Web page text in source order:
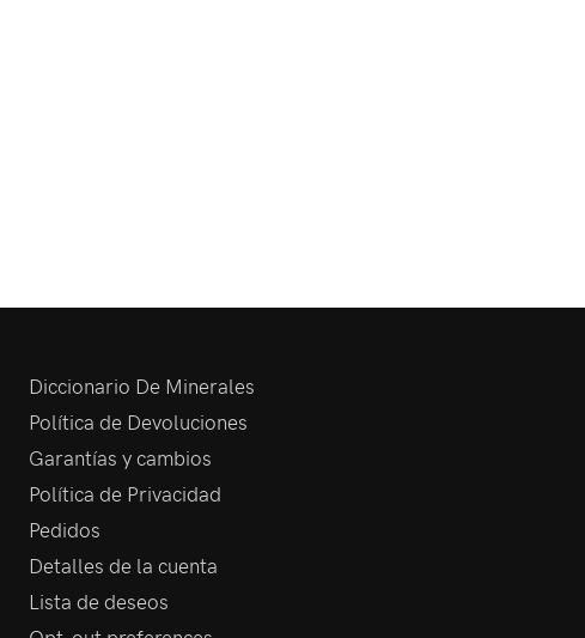
Diccionario De Minerales
Política de Devoluciones
Garantías y cambios
Política de Privacidad
Pedidos
Detalles de la cuenta
Lista de deseos